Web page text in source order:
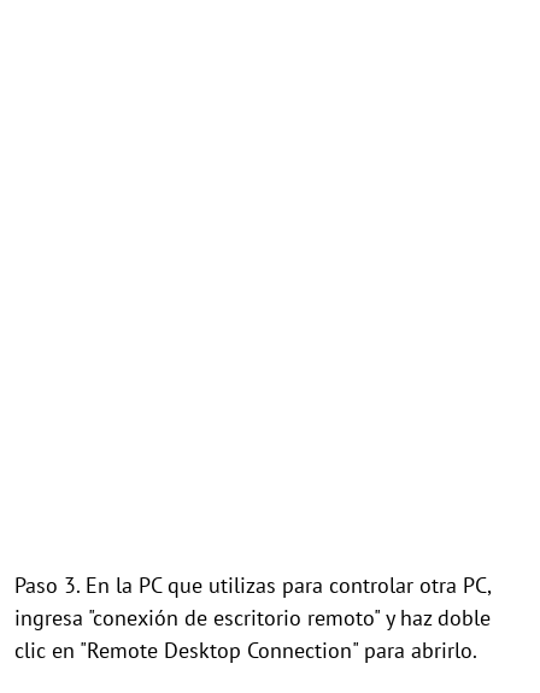
Paso 3. En la PC que utilizas para controlar otra PC,
ingresa "conexión de escritorio remoto" y haz doble
clic en "Remote Desktop Connection" para abrirlo.